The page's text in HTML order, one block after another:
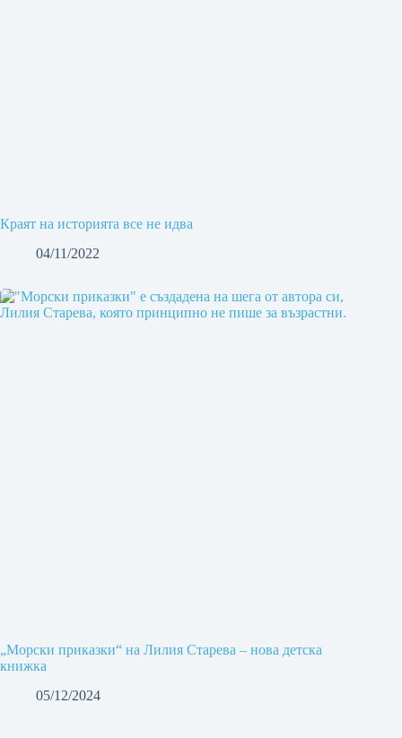
Краят на историята все не идва
04/11/2022
„Морски приказки“ на Лилия Старева – нова детска
книжка
05/12/2024